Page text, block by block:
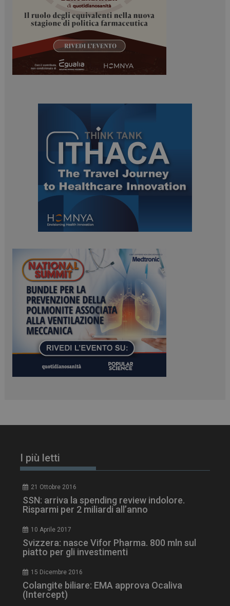
I più letti
21 Ottobre 2016
SSN: arriva la spending review indolore.
Risparmi per 2 miliardi all’anno
10 Aprile 2017
Svizzera: nasce Vifor Pharma. 800 mln sul
piatto per gli investimenti
15 Dicembre 2016
Colangite biliare: EMA approva Ocaliva
(Intercept)
ARRAffinitySameSite
Microsoft Corporation
.www.dailyhealthindustry.it
PHPSESSID
PHP.net
www.dailyhealthindustry.it
tracking-sites-
ironfish-session-id
www.dailyhealthindustry.it